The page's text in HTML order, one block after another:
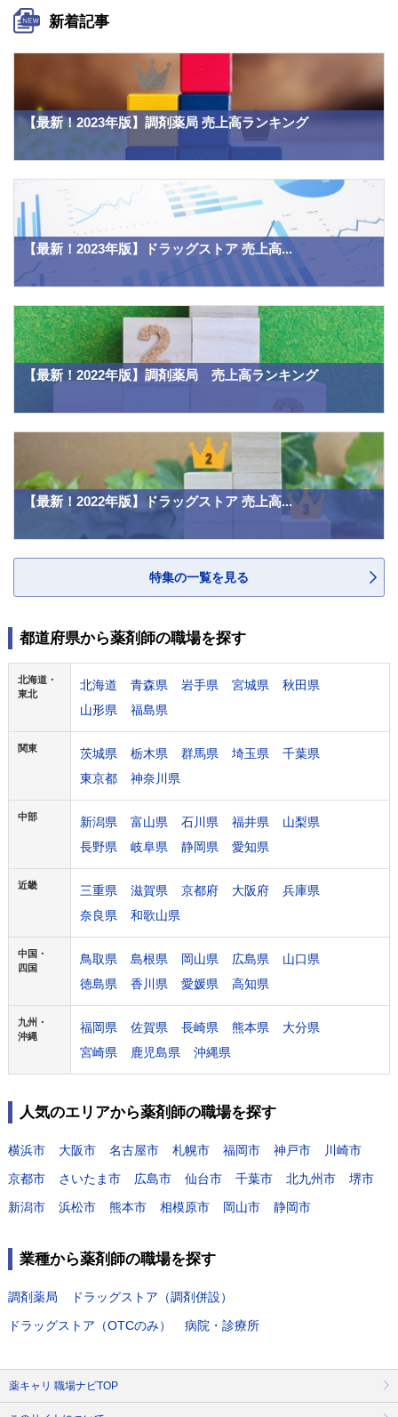
新着記事
【最新！2023年版】調剤薬局 売上高ランキング
【最新！2023年版】ドラッグストア 売上高...
【最新！2022年版】調剤薬局 売上高ランキング
【最新！2022年版】ドラッグストア 売上高...
特集の一覧を見る
都道府県から薬剤師の職場を探す
北海道・
東北
北海道 青森県 岩手県 宮城県
秋田県
山形県
福島県
関東 茨城県 栃木県 群馬県 埼玉県
千葉県
東京都
神奈川県
中部 新潟県 富山県 石川県 福井県
山梨県
長野県
岐阜県 静岡県 愛知県
近畿 三重県 滋賀県 京都府 大阪府
兵庫県
奈良県
和歌山県
中国・
四国
鳥取県 島根県 岡山県 広島県
山口県
徳島県
香川県 愛媛県 高知県
九州・
沖縄
福岡県 佐賀県 長崎県 熊本県
大分県
宮崎県
鹿児島県 沖縄県
人気のエリアから薬剤師の職場を探す
横浜市 大阪市 名古屋市 札幌市 福岡市 神戸市
川崎市
京都市
さいたま市 広島市 仙台市 千葉市 北九州市
堺市
新潟市
浜松市 熊本市 相模原市 岡山市 静岡市
業種から薬剤師の職場を探す
調剤薬局
ドラッグストア（調剤併設）
ドラッグストア（OTCのみ）
病院・診療所
薬キャリ 職場ナビTOP